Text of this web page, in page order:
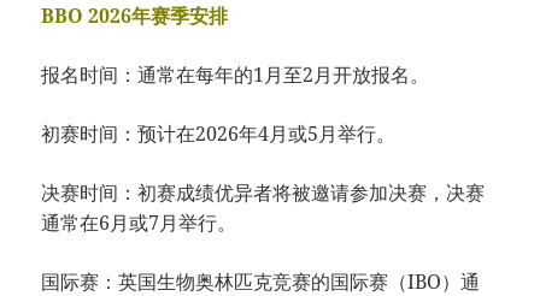
BBO 2026年赛季安排
报名时间：通常在每年的1月至2月开放报名。
初赛时间：预计在2026年4月或5月举行。
决赛时间：初赛成绩优异者将被邀请参加决赛，决赛
通常在6月或7月举行。
国际赛：英国生物奥林匹克竞赛的国际赛（IBO）通